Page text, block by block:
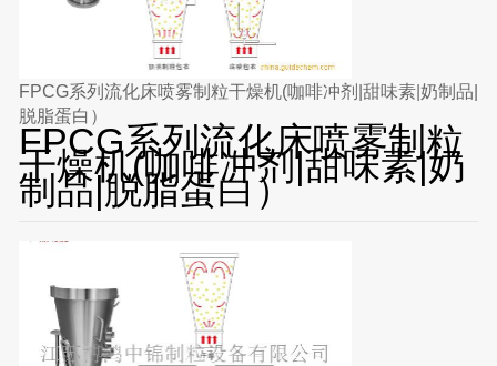
FPCG系列流化床喷雾制粒干燥机(咖啡冲剂|甜味素|奶制品|
脱脂蛋白）
FPCG系列流化床喷雾制粒
干燥机(咖啡冲剂|甜味素|奶
制品|脱脂蛋白）